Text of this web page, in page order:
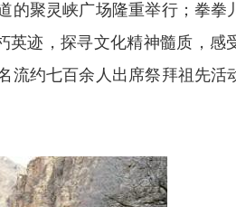
的聚灵峡广场隆重举行；拳拳
英迹，探寻文化精神髓质，感
流约七百余人出席祭拜祖先活